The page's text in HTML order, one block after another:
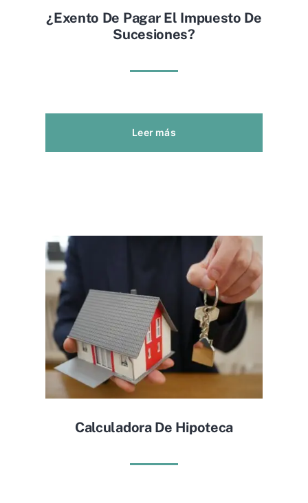
¿exento De Pagar El Impuesto De
Sucesiones?
Leer más
Calculadora De Hipoteca